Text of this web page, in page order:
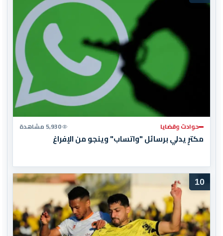
حوادث وقضايا 5,930 مشاهدة
مكترٍ يدلي برسائل "واتساب" وينجو من الإفراغ
10